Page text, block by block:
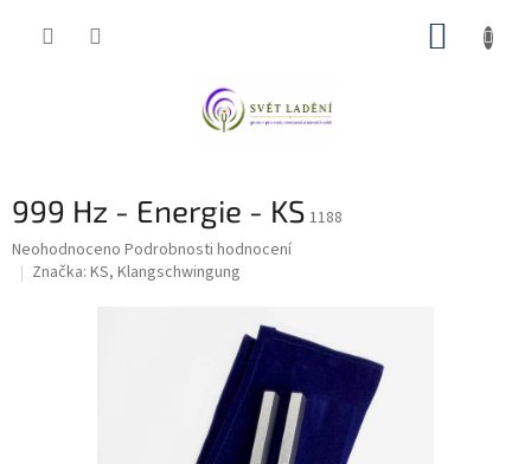
999 Hz - Energie - KS 1188
Průměrné
hodnocení
Neohodnoceno Podrobnosti hodnocení
Značka: KS, Klangschwingung